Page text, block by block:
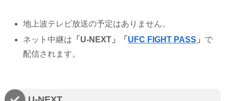
地上波テレビ放送の予定はありません。
ネット中継は 「U-NEXT」「 UFC FIGHT PASS 」 で
配信されます。